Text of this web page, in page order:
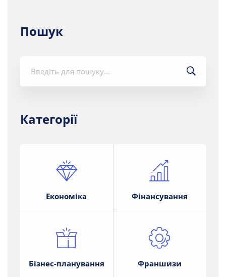
Пошук
Категорії
Економіка Фінансування
Бізнес-планування Франшизи